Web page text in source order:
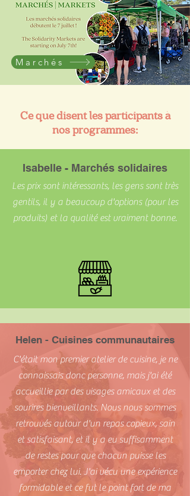
Marchés
Ce que disent les participants à
nos programmes:
Isabelle - Marchés solidaires
Les prix sont intéressants, les gens sont très
gentils, il y a beaucoup d'options (pour les
produits) et la qualité est vraiment bonne.
Helen - Cuisines communautaires
C'était mon premier atelier de cuisine, je ne
connaissais donc personne, mais j'ai été
accueillie par des visages amicaux et des
sourires bienveillants. Nous nous sommes
retrouvés autour d'un repas copieux, sain
et satisfaisant, et il y a eu suffisamment
de restes pour que chacun puisse les
emporter chez lui. J'ai vécu une expérience
formidable et ce fut le point fort de ma